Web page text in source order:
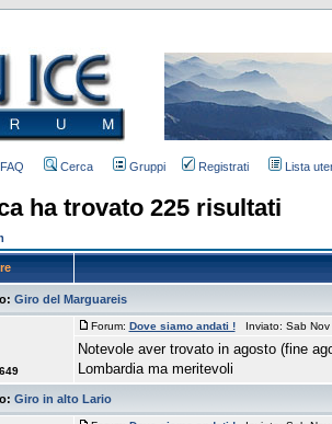
FAQ Cerca Gruppi Registrati Lista
ha trovato 225 risultati
Giro del Marguareis
Forum: Dove siamo andati !Inviato: Sab Nov
Notevole aver trovato in agosto (fine
Lombardia ma meritevoli
Giro in alto Lario